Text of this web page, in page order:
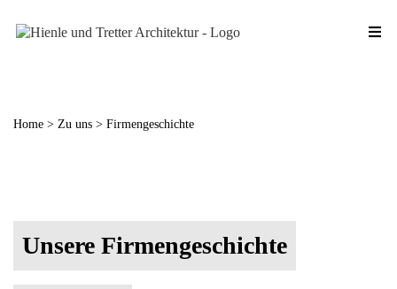
Home > Zu uns > Firmengeschichte
Unsere Firmengeschichte